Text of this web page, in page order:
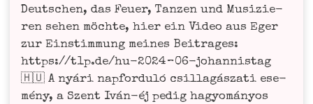
Deut­schen, das Feu­er, Tan­zen und Musi­zie­
ren sehen möch­te, hier ein Video aus Eger
zur Ein­stim­mung mei­nes Bei­tra­ges:
https://t1p.de/hu-2024 – 06-johan­nis­tag
🇭🇺 A nyá­ri napfor­duló csil­la­gás­za­ti ese­
mé­ny, a Szent Iván-éj pedig hagyomá­n­y­os